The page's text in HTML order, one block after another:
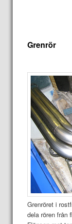
Grenrör
Grenröret i
dela rören från